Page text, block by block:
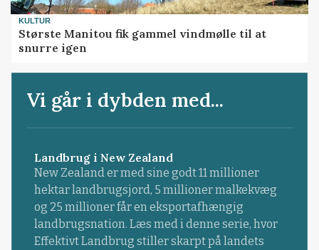
KULTUR
Største Manitou fik gammel vindmølle til at
snurre igen
Vi går i dybden med...
Landbrug i New Zealand
New Zealand er med sine godt 11 millioner
hektar landbrugsjord, 5 millioner malkekvæg
og 25 millioner får en eksportafhængig
landbrugsnation. Læs med i denne serie, hvor
Effektivt Landbrug stiller skarpt på landets